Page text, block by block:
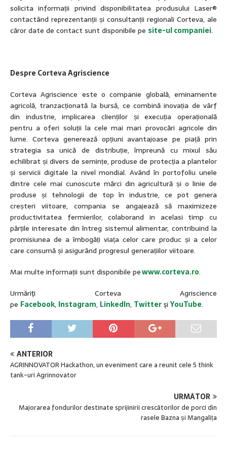
solicita informații privind disponibilitatea produsului Laser®
contactând reprezentanții și consultanții regionali Corteva, ale
căror date de contact sunt disponibile pe site-ul companiei.
Despre Corteva Agriscience
Corteva Agriscience este o companie globală, eminamente
agricolă, tranzacționată la bursă, ce combină inovația de vârf
din industrie, implicarea clienților și execuția operațională
pentru a oferi soluții la cele mai mari provocări agricole din
lume. Corteva generează opțiuni avantajoase pe piață prin
strategia sa unică de distribuție, împreună cu mixul său
echilibrat și divers de semințe, produse de protecția a plantelor
și servicii digitale la nivel mondial. Având în portofoliu unele
dintre cele mai cunoscute mărci din agricultură și o linie de
produse și tehnologii de top în industrie, ce pot genera
creșteri viitoare, compania se angajează să maximizeze
productivitatea fermierilor, colaborand in acelasi timp cu
părțile interesate din întreg sistemul alimentar, contribuind la
promisiunea de a îmbogăți viața celor care produc și a celor
care consumă și asigurând progresul generațiilor viitoare.
Mai multe informații sunt disponibile pewww.corteva.ro.
Urmăriţi Corteva Agriscience
pe Facebook, Instagram, LinkedIn, Twitterşi YouTube.
ANTERIOR
AGRINNOVATOR Hackathon, un eveniment care a reunit cele 5 think
tank-uri Agrinnovator
URMĂTOR
Majorarea fondurilor destinate sprijinirii crescătorilor de porci din
rasele Bazna și Mangalița